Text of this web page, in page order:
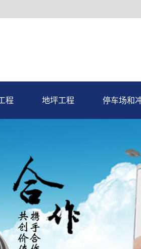
程 地坪工程 停车场和